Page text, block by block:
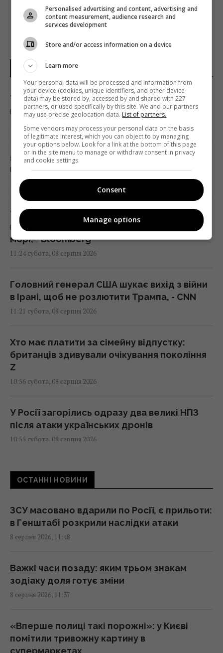
НОВИНИ УКРАЇНИ І СВІТУ
Три знаки Зодіаку будуть головними
щасливчиками нового тижня
11:36 субота, 08 серпня 2026
5 хвилин - і оси більше не турбуватимуть: як
швидко та безпечно прибрати їхнє гніздо
11:30 субота, 08 серпня 2026
Україна погодилася не атакувати
неросійські танкери з нафтою в Чорному
морі, - Bloomberg
11:24 субота, 08 серпня 2026
Головний генерал США шукає вихід з війни
в Ірані, щоб не розлютити Трампа, - CNN
11:21 субота, 08 серпня 2026
Хто має платити за сімейну відпустку:
британців здивували очікування покоління
Z
10:56 субота, 08 серпня 2026
У Росії загорілись одразу два великі НПЗ
після атаки українських дронів
10:55 субота, 08 серпня 2026
Під джунглями В'єтнаму виявили печеру з
рідкісними кам'яними "перлинами"
Для чого потрібна кожна сторона терки:
про деякі функції, про які ви не знали
Водопостачання Львівщини під загрозою:
"Бориславська нафтова компанія" просить
10:13 субота, 08 серпня 2026
ОСТАННІ НОВИНИ
ЗСУ масовано вдарили по Росії, є прильоти:
в Генштабі розкрили наслідки атаки
8 серпня 2026, 11:48
Важкі часи позаду: яким трьом знакам
зодіаку доля готує зміни
8 серпня 2026, 11:37
«Вперше полиці такі порожні»: у Києві
помітили тривожну картину в
супермаркетах
Personalised advertising and content, advertising and
content measurement, audience research and
services development
Store and/or access information on a device
Learn more
Your personal data will be processed and information from
your device (cookies, unique identifiers, and other device
data) may be stored by, accessed by and shared with 227
partners, or used specifically by this site. We and our partners
may use precise geolocation data. List of partners.
Some vendors may process your personal data on the basis
of legitimate interest, which you can object to by managing
your options below. Look for a link at the bottom of this page
or in the site menu to manage or withdraw consent in privacy
and cookie settings.
Consent
Manage options